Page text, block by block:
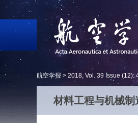
航空学报 > 2018, Vol. 39 Issue (12):
材料工程与机械制